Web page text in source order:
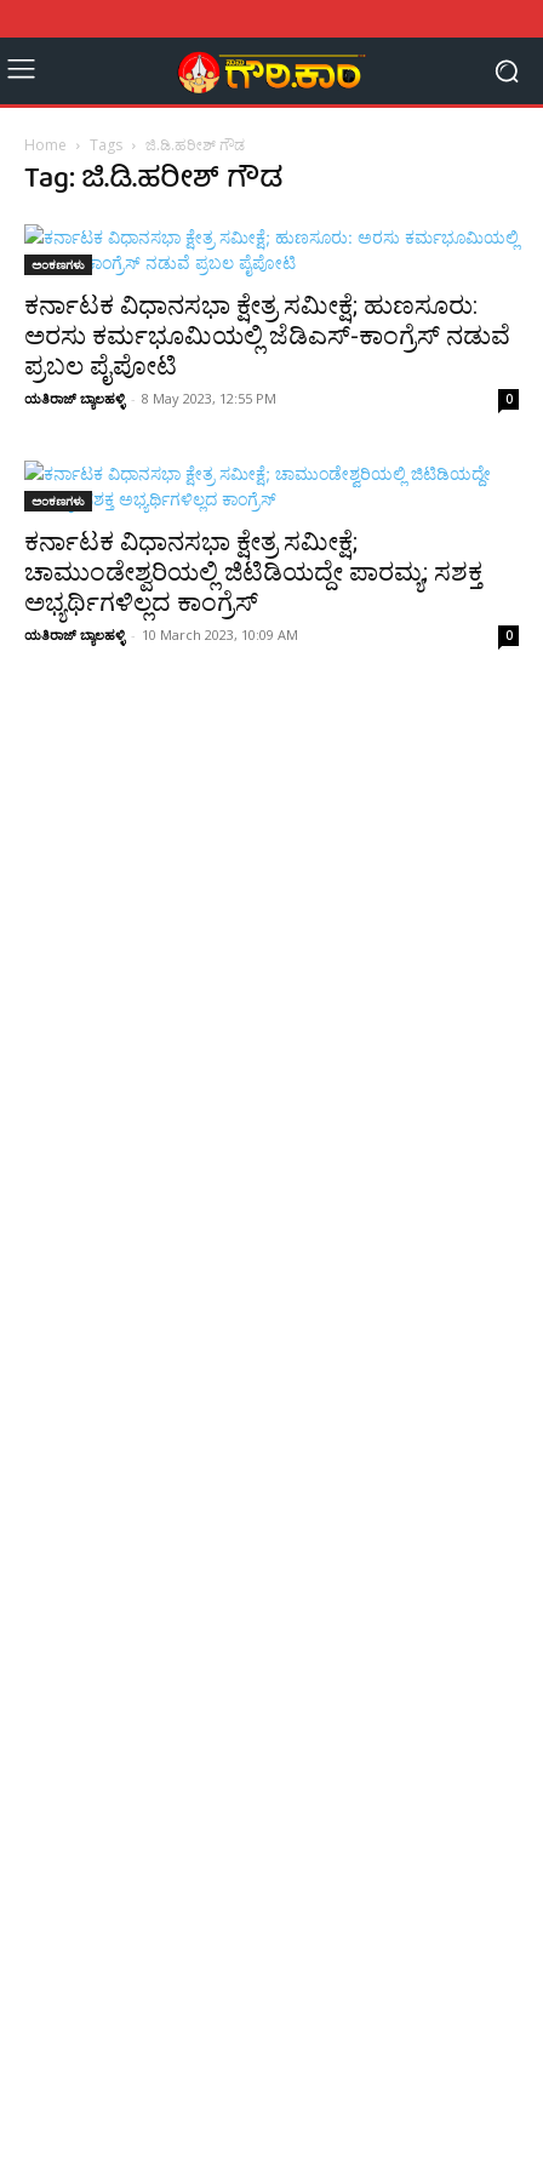
Home Tags ಜಿ.ಡಿ.ಹರೀಶ್ ಗೌಡ
Tag: ಜಿ.ಡಿ.ಹರೀಶ್ ಗೌಡ
ಅಂಕಣಗಳು
ಕರ್ನಾಟಕ ವಿಧಾನಸಭಾ ಕ್ಷೇತ್ರ ಸಮೀಕ್ಷೆ; ಹುಣಸೂರು:
ಅರಸು ಕರ್ಮಭೂಮಿಯಲ್ಲಿ ಜೆಡಿಎಸ್-ಕಾಂಗ್ರೆಸ್ ನಡುವೆ
ಪ್ರಬಲ ಪೈಪೋಟಿ
ಯತಿರಾಜ್ ಬ್ಯಾಲಹಳ್ಳಿ - 8 May 2023, 12:55 PM 0
ಅಂಕಣಗಳು
ಕರ್ನಾಟಕ ವಿಧಾನಸಭಾ ಕ್ಷೇತ್ರ ಸಮೀಕ್ಷೆ;
ಚಾಮುಂಡೇಶ್ವರಿಯಲ್ಲಿ ಜಿಟಿಡಿಯದ್ದೇ ಪಾರಮ್ಯ; ಸಶಕ್ತ
ಅಭ್ಯರ್ಥಿಗಳಿಲ್ಲದ ಕಾಂಗ್ರೆಸ್
ಯತಿರಾಜ್ ಬ್ಯಾಲಹಳ್ಳಿ - 10 March 2023, 10:09 AM 0